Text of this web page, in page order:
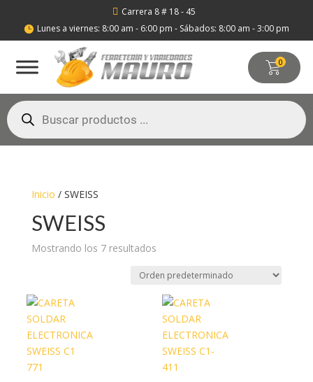
 Carrera 8 # 18 - 45
 Lunes a viernes: 8:00 am - 6:00 pm - Sábados: 8:00 am - 3:00 pm
0
Búsqueda
de
productos
Inicio / SWEISS
SWEISS
Mostrando los 7 resultados